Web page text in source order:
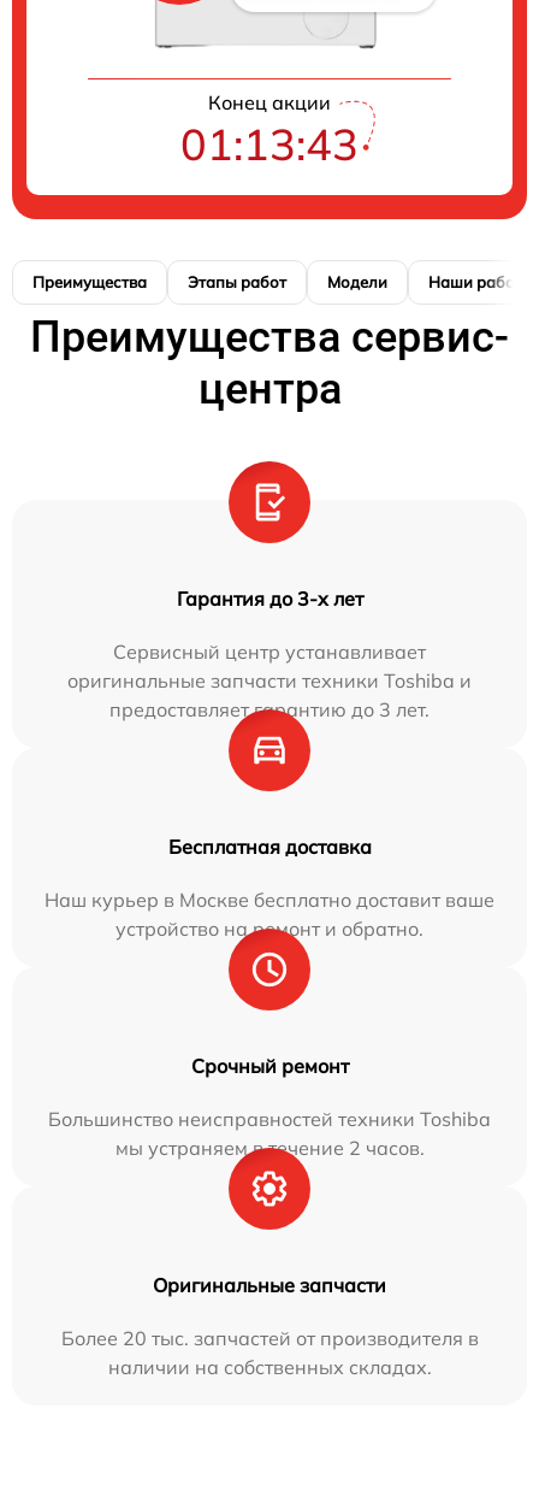
Конец акции
01:13:42
Преимущества Этапы работ Модели Наши работы
Преимущества сервис-
центра
Гарантия до 3-х лет
Сервисный центр устанавливает
оригинальные запчасти техники Toshiba и
предоставляет гарантию до 3 лет.
Бесплатная доставка
Наш курьер в Москве бесплатно доставит ваше
устройство на ремонт и обратно.
Срочный ремонт
Большинство неисправностей техники Toshiba
мы устраняем в течение 2 часов.
Оригинальные запчасти
Более 20 тыс. запчастей от производителя в
наличии на собственных складах.